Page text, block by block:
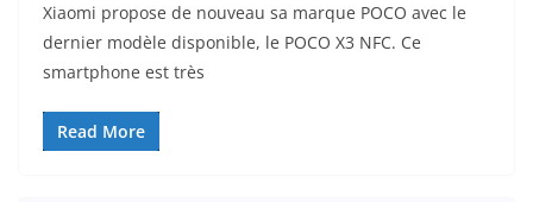
Xiaomi propose de nouveau sa marque POCO avec le
dernier modèle disponible, le POCO X3 NFC. Ce
smartphone est très
Read More